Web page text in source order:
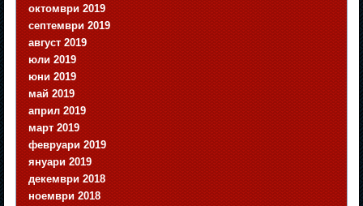
октомври 2019
септември 2019
август 2019
юли 2019
юни 2019
май 2019
април 2019
март 2019
февруари 2019
януари 2019
декември 2018
ноември 2018